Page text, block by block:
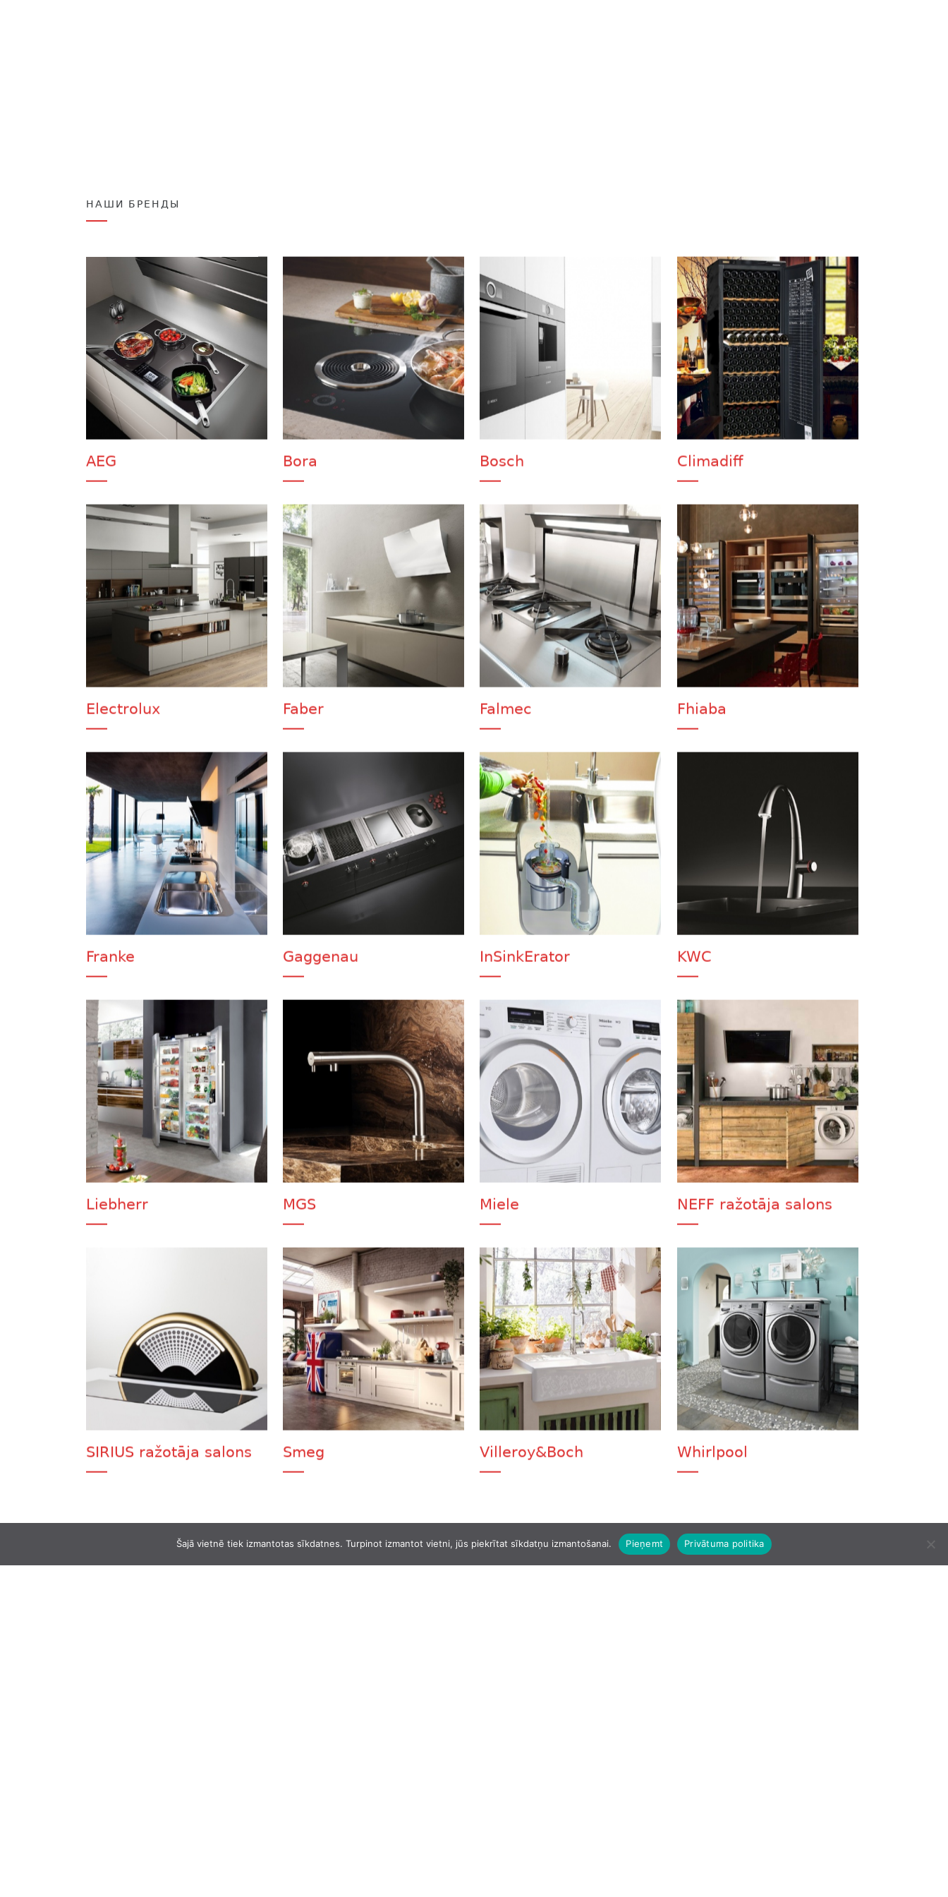
НАШИ БРЕНДЫ
AEG Bora Bosch Climadiff
Electrolux Faber Falmec Fhiaba
Franke Gaggenau InSinkErator KWC
Liebherr MGS Miele NEFF ražotāja salons
SIRIUS ražotāja salons Smeg Villeroy&Boch Whirlpool
Šajā vietnē tiek izmantotas sīkdatnes. Turpinot izmantot vietni, jūs piekrītat sīkdatņu izmantošanai. Pieņemt Privātuma politika